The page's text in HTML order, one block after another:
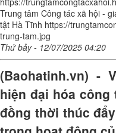
Trung tâm Công tác xã hội -
tật Hà Tĩnh https://
trung-tam.jpg
Thứ bảy - 12/07/2025 04:20
(Baohatinh.vn) -
hiện đại hóa
đồng thời thúc